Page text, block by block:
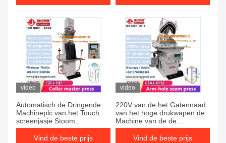
video
Automatisch de Dringende
Machineplc van het Touch
screenjasje Stoom
Verwarmingssysteem
Vind de beste prijs
video
220V van de het Gatennaad
van het hoge drukwapen de
Machine van de de
Kokerpers voor Naad
Verzegelende overhemd het
Vind de beste prijs